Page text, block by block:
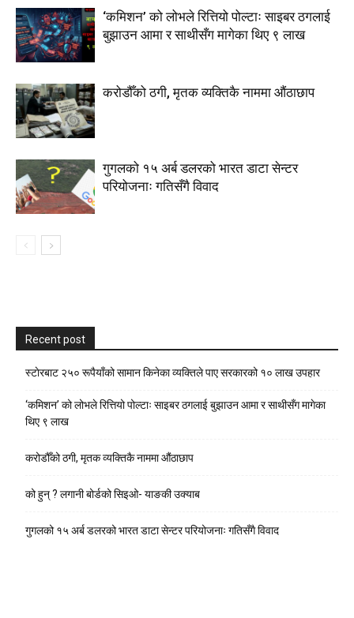
‘कमिशन’ को लोभले रित्तियो पोल्टाः साइबर ठगलाई
बुझाउन आमा र साथीसँग मागेका थिए ९ लाख
करोडौँको ठगी, मृतक व्यक्तिकै नाममा औंठाछाप
गुगलको १५ अर्ब डलरको भारत डाटा सेन्टर
परियोजनाः गतिसँगै विवाद
Recent post
स्टाेरबाट २५० रूपैयाँको सामान किनेका व्यक्तिले पाए सरकारको १० लाख उपहार
‘कमिशन’ को लोभले रित्तियो पोल्टाः साइबर ठगलाई बुझाउन आमा र साथीसँग मागेका
थिए ९ लाख
करोडौँको ठगी, मृतक व्यक्तिकै नाममा औंठाछाप
को हुन् ? लगानी बोर्डको सिइओ- याङकी उक्याब
गुगलको १५ अर्ब डलरको भारत डाटा सेन्टर परियोजनाः गतिसँगै विवाद